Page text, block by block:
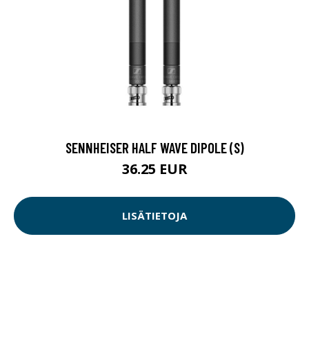
SENNHEISER HALF WAVE DIPOLE (S)
36.25 EUR
LISÄTIETOJA